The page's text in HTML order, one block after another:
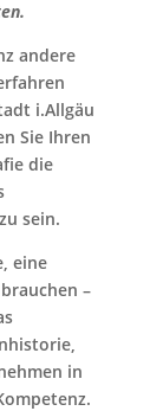
andere
i.Allgäu
Sie Ihren
die
sein.
eine
–
in